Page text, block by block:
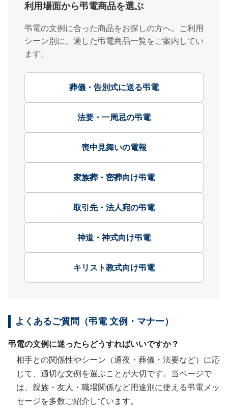
利用場面から弔電商品を選ぶ
弔電の文例に合った商品をお探しの方へ。ご利用
シーン別に、適した弔電商品一覧をご案内してい
ます。
葬儀・告別式に送る弔電
法要・一周忌の弔電
喪中見舞いの電報
家族葬・密葬向け弔電
取引先・法人宛の弔電
神道・神式向け弔電
キリスト教式向け弔電
よくあるご質問（弔電 文例・マナー）
弔電の文例に迷ったらどうすればいいですか？
相手との関係性やシーン（通夜・葬儀・法要など）に応
じて、適切な文例を選ぶことが大切です。当ページで
は、親族・友人・職場関係など用途別に使える弔電メッ
セージを多数ご紹介しています。